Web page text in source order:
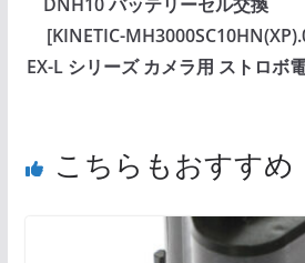
[KINETIC-
EX-L シリーズ カメラ用 ストロボ
こちらもおすすめ